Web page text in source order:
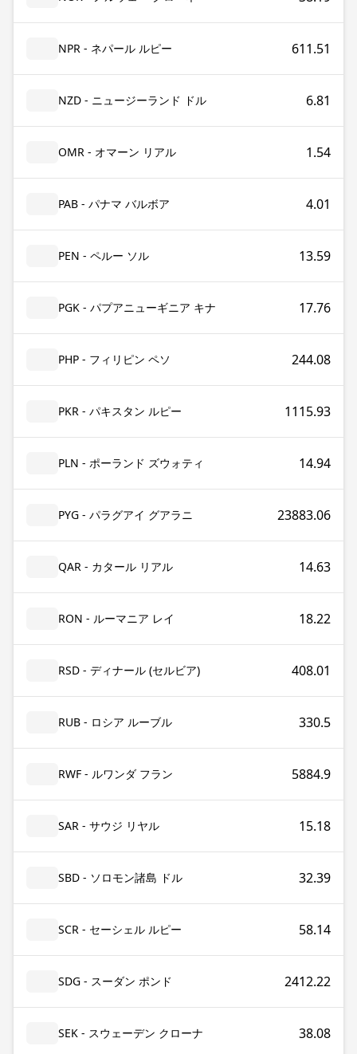
NPR - ネパール ルピー 611.51
NZD - ニュージーランド ドル 6.81
OMR - オマーン リアル 1.54
PAB - パナマ バルボア 4.01
PEN - ペルー ソル 13.59
PGK - パプアニューギニア キナ 17.76
PHP - フィリピン ペソ 244.08
PKR - パキスタン ルピー 1115.93
PLN - ポーランド ズウォティ 14.94
PYG - パラグアイ グアラニ 23883.06
QAR - カタール リアル 14.63
RON - ルーマニア レイ 18.22
RSD - ディナール (セルビア) 408.01
RUB - ロシア ルーブル 330.5
RWF - ルワンダ フラン 5884.9
SAR - サウジ リヤル 15.18
SBD - ソロモン諸島 ドル 32.39
SCR - セーシェル ルピー 58.14
SDG - スーダン ポンド 2412.22
SEK - スウェーデン クローナ 38.08